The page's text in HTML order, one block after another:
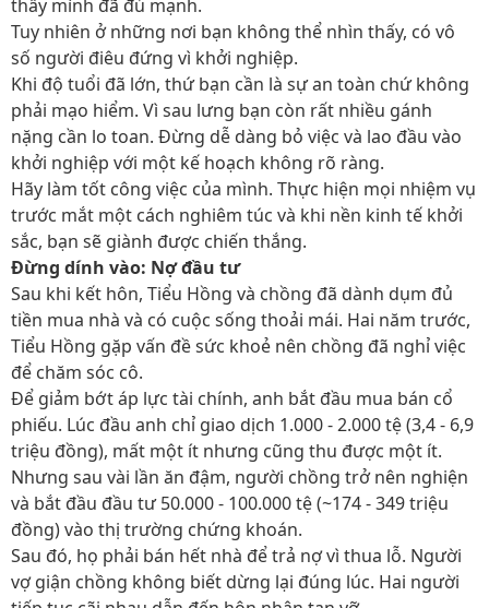
thấy mình đã đủ mạnh.
Tuy nhiên ở những nơi bạn không thể nhìn thấy, có vô
số người điêu đứng vì khởi nghiệp.
Khi độ tuổi đã lớn, thứ bạn cần là sự an toàn chứ không
phải mạo hiểm. Vì sau lưng bạn còn rất nhiều gánh
nặng cần lo toan. Đừng dễ dàng bỏ việc và lao đầu vào
khởi nghiệp với một kế hoạch không rõ ràng.
Hãy làm tốt công việc của mình. Thực hiện mọi nhiệm vụ
trước mắt một cách nghiêm túc và khi nền kinh tế khởi
sắc, bạn sẽ giành được chiến thắng.
Đừng dính vào: Nợ đầu tư
Sau khi kết hôn, Tiểu Hồng và chồng đã dành dụm đủ
tiền mua nhà và có cuộc sống thoải mái. Hai năm trước,
Tiểu Hồng gặp vấn đề sức khoẻ nên chồng đã nghỉ việc
để chăm sóc cô.
Để giảm bớt áp lực tài chính, anh bắt đầu mua bán cổ
phiếu. Lúc đầu anh chỉ giao dịch 1.000 - 2.000 tệ (3,4 - 6,9
triệu đồng), mất một ít nhưng cũng thu được một ít.
Nhưng sau vài lần ăn đậm, người chồng trở nên nghiện
và bắt đầu đầu tư 50.000 - 100.000 tệ (~174 - 349 triệu
đồng) vào thị trường chứng khoán.
Sau đó, họ phải bán hết nhà để trả nợ vì thua lỗ. Người
vợ giận chồng không biết dừng lại đúng lúc. Hai người